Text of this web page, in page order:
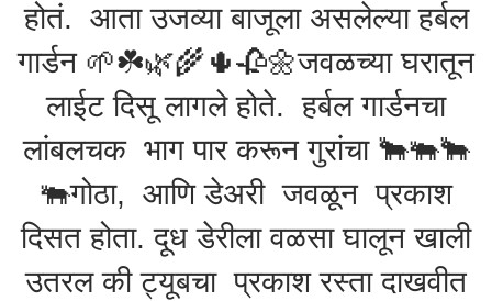
होतं. आता उजव्या बाजूला असलेल्या हर्बल
गार्डन 🌱☘️🌿🌾🌵🥀🌼जवळच्या घरातून
लाईट दिसू लागले होते. हर्बल गार्डनचा
लांबलचक भाग पार करून गुरांचा 🐂🐃🐂
🐃गोठा, आणि डेअरी जवळून प्रकाश
दिसत होता. दूध डेरीला वळसा घालून खाली
उतरल की ट्यूबचा प्रकाश रस्ता दाखवीत